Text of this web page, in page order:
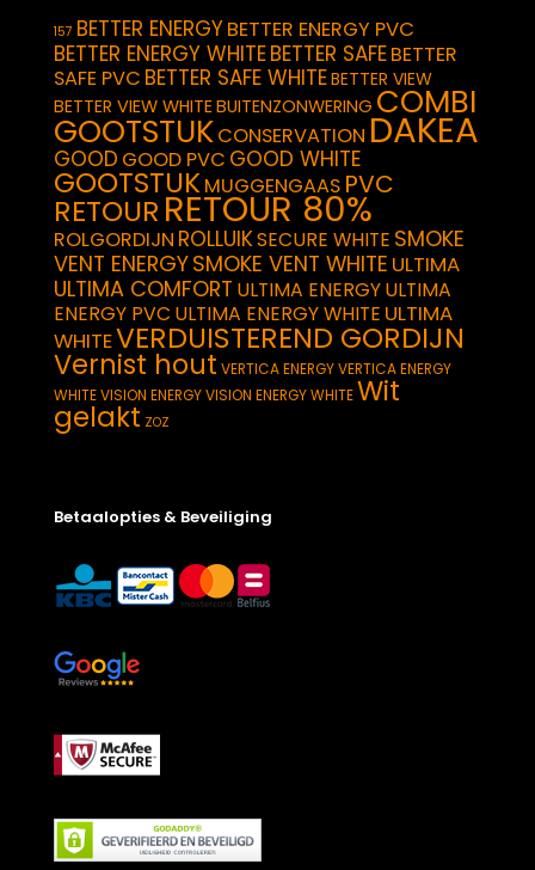
157 BETTER ENERGYBETTER ENERGY PVC
BETTER ENERGY WHITEBETTER SAFEBETTER
SAFE PVC BETTER SAFE WHITEBETTER VIEW
BETTER VIEW WHITEBUITENZONWERING COMBI
GOOTSTUKCONSERVATION DAKEA
GOOD GOOD PVC GOOD WHITE
GOOTSTUKMUGGENGAAS PVC
RETOUR RETOUR 80%
ROLGORDIJN ROLLUIKSECURE WHITE SMOKE
VENT ENERGYSMOKE VENT WHITE ULTIMA
ULTIMA COMFORT ULTIMA ENERGYULTIMA
ENERGY PVC ULTIMA ENERGY WHITE ULTIMA
WHITEVERDUISTEREND GORDIJN
Vernist hout VERTICA ENERGYVERTICA ENERGY
WHITEVISION ENERGYVISION ENERGY WHITEWit
gelakt ZOZ
Betaalopties & Beveiliging